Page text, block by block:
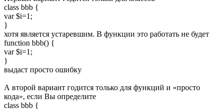
class bbb {
var $i=1;
}
хотя является устаревшим. В функции это работать не будет
function bbb() {
var $i=1;
}
выдаст просто ошибку
А второй вариант годится только для функций и «просто
кода», если Вы определите
class bbb {